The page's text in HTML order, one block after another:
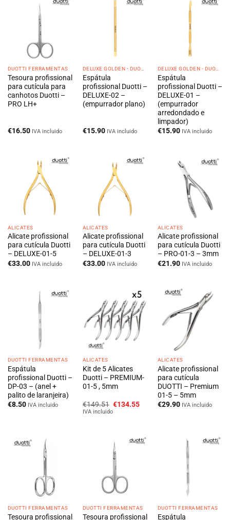
DUOTTI FERRAMENTAS
Tesoura profissional
para cutícula para
canhotos Duotti –
PRO LH+
€16.50 IVA incluido
Espátula
profissional Duotti –
DELUXE-02 –
(empurrador plano)
€15.90 IVA incluido
Espátula
profissional Duotti –
DELUXE-01 –
(empurrador
arredondado e
limpador)
€15.90 IVA incluido
ALICATES
Alicate profissional
para cutícula Duotti
– DELUXE-01-5
€33.00 IVA incluido
ALICATES
Alicate profissional
para cutícula Duotti
– DELUXE-01-3
€33.00 IVA incluido
ALICATES
Alicate profissional
para cutícula Duotti
– PRO-01-3 – 3mm
€21.90 IVA incluido
DUOTTI FERRAMENTAS
Espátula
profissional Duotti –
DP-03 – (anel +
palito de laranjeira)
€8.50 IVA incluido
ALICATES
Kit de 5 Alicates
Duotti – PREMIUM-
01-5 , 5mm
€149.51 O
preço
€134.55O
IVA incluido
ALICATES
Alicate profissional
para cutícula
DUOTTI – Premium
01-5 – 5mm
€29.90 IVA incluido
DUOTTI FERRAMENTAS
Tesoura profissional
DUOTTI FERRAMENTAS
Tesoura profissional
DUOTTI FERRAMENTAS
Espátula